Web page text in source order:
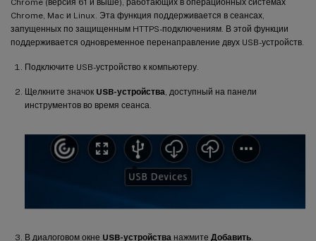
Chrome, Mac и Linux. Эта функция поддерживается в сеансах,
запущенных по защищенным HTTPS-подключениям. В этой функции
поддерживается одновременное перенаправление двух USB-устройств.
Подключите USB-устройство к компьютеру.
Щелкните значок USB-устройства , доступный на панели
инструментов во время сеанса.
В диалоговом окне USB-устройства нажмите Добавить